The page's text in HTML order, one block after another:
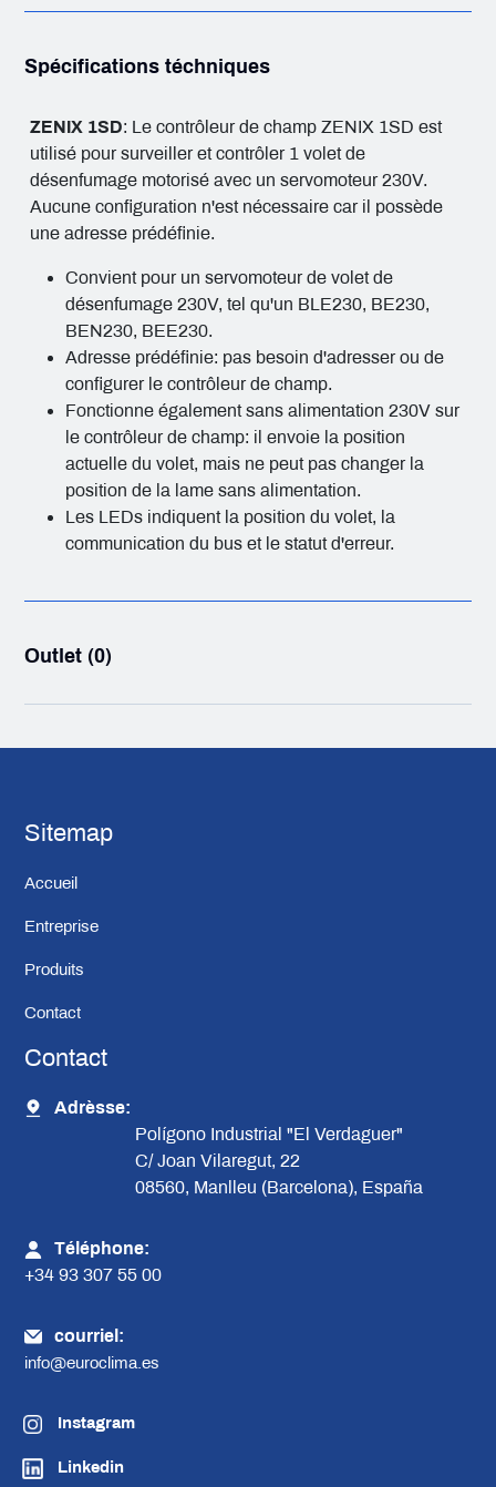
Spécifications téchniques
ZENIX 1SD: Le contrôleur de champ ZENIX 1SD est
utilisé pour surveiller et contrôler 1 volet de
désenfumage motorisé avec un servomoteur 230V.
Aucune configuration n'est nécessaire car il possède
une adresse prédéfinie.
Convient pour un servomoteur de volet de
désenfumage 230V, tel qu'un BLE230, BE230,
BEN230, BEE230.
Adresse prédéfinie: pas besoin d'adresser ou de
configurer le contrôleur de champ.
Fonctionne également sans alimentation 230V sur
le contrôleur de champ: il envoie la position
actuelle du volet, mais ne peut pas changer la
position de la lame sans alimentation.
Les LEDs indiquent la position du volet, la
communication du bus et le statut d'erreur.
Outlet (0)
Sitemap
Accueil
Entreprise
Produits
Contact
Contact
Adrèsse:
Polígono Industrial "El Verdaguer"
C/ Joan Vilaregut, 22
08560, Manlleu (Barcelona), España
Téléphone:
+34 93 307 55 00
courriel:
info@euroclima.es
Instagram
Linkedin